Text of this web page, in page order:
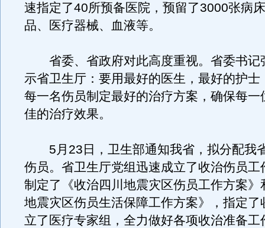
速指定了40所预备医院，预留了3000张病
品、医疗器械、血液等。
省委、省政府对此高度重视。省委书记
示省卫生厅：要用最好的医生，最好的护士
每一名伤员制定最好的治疗方案，确保每一
佳的治疗效果。
5月23日，卫生部通知我省，拟分配我
伤员。省卫生厅党组迅速成立了收治伤员工
制定了《收治四川地震灾区伤员工作方案》
地震灾区伤员生活保障工作方案》，指定了
立了医疗专家组，全力做好各项收治准备工